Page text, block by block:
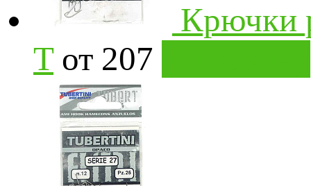
Крючки
T от 207